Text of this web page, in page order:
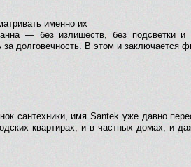
именно их
— без излишеств, без подсветки
долговечность. В этом и заключается
сантехники, имя Santek уже давно
квартирах, и в частных домах, и